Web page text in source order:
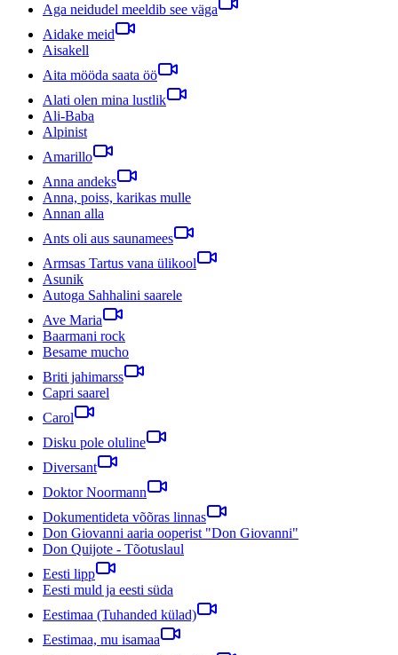
Aga neidudel meeldib see väga
Aidake meid
Aisakell
Aita mööda saata öö
Alati olen mina lustlik
Ali-Baba
Alpinist
Amarillo
Anna andeks
Anna, poiss, karikas mulle
Annan alla
Ants oli aus saunamees
Armsas Tartus vana ülikool
Asunik
Autoga Sahhalini saarele
Ave Maria
Baarmani rock
Besame mucho
Briti jahimarss
Capri saarel
Carol
Disku pole oluline
Diversant
Doktor Noormann
Dokumentideta võõras linnas
Don Giovanni aaria ooperist "Don Giovanni"
Don Quijote - Tõotuslaul
Eesti lipp
Eesti muld ja eesti süda
Eestimaa (Tuhanded külad)
Eestimaa, mu isamaa